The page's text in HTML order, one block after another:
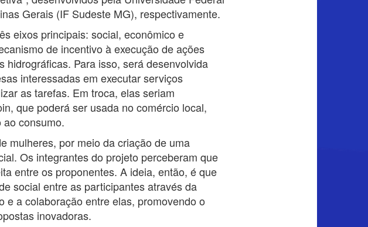
Gerais (IF Sudeste MG), respectivamente.
eixos principais: social, econômico e
de incentivo à execução de ações
Para isso, será desenvolvida
interessadas em executar serviços
as tarefas. Em troca, elas seriam
que poderá ser usada no comércio local,
consumo.
mulheres, por meio da criação de uma
Os integrantes do projeto perceberam que
entre os proponentes. A ideia, então, é que
social entre as participantes através da
e a colaboração entre elas, promovendo o
inovadoras.